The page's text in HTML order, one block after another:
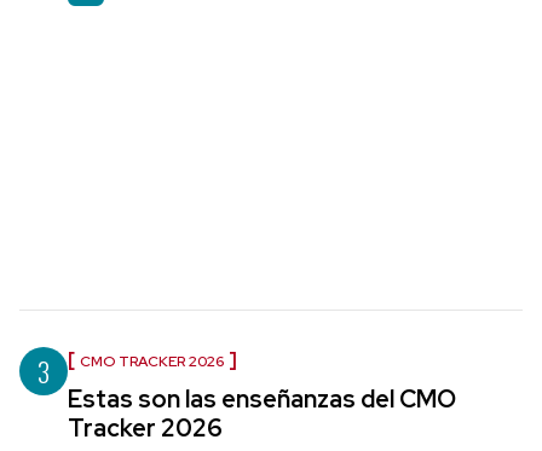
3 CMO TRACKER 2026
Estas son las enseñanzas del CMO
Tracker 2026